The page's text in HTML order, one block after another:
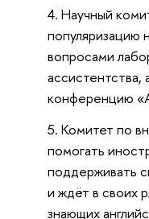
Научный
популяризацию
вопросами
ассистентства,
конференцию
Комитет по
помогать
поддерживать
и ждёт в своих
знающих